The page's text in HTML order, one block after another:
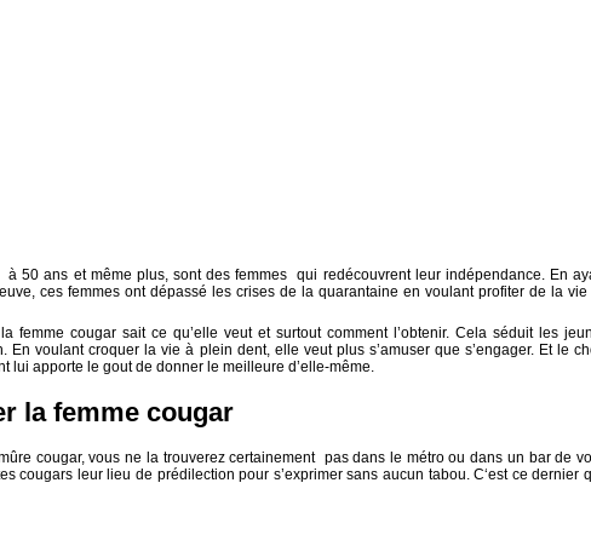
50 ans et même plus, sont des femmes qui redécouvrent leur indépendance. En
ces femmes ont dépassé les crises de la quarantaine en voulant profiter de la vie
femme cougar sait ce qu’elle veut et surtout comment l’obtenir. Cela séduit les
En voulant croquer la vie à plein dent, elle veut plus s’amuser que s’engager. Et le
lui apporte le gout de donner le meilleure d’elle-même.
la femme cougar
cougar, vous ne la trouverez certainement pas dans le métro ou dans un bar de
cougars leur lieu de prédilection pour s’exprimer sans aucun tabou. C‘est ce dernier